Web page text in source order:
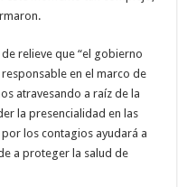
relieve que “el gobierno
en el marco de
atravesando a raíz de la
la presencialidad en las
los contagios ayudará a
a proteger la salud de